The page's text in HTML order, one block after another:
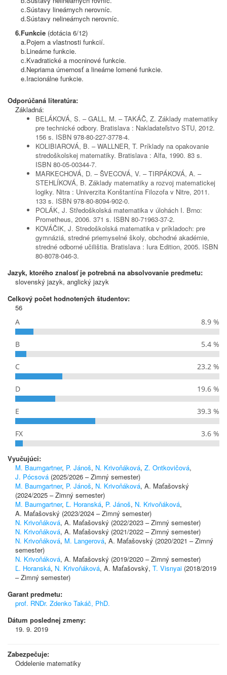
c.Sústavy lineárnych nerovníc.
d.Sústavy nelineárnych nerovníc.
6.Funkcie (dotácia 6/12)
a.Pojem a vlastnosti funkcií.
b.Lineárne funkcie.
c.Kvadratické a mocninové funkcie.
d.Nepriama úmernosť a lineárne lomené funkcie.
e.Iracionálne funkcie.
Odporúčaná literatúra:
Základná:
BELÁKOVÁ, S. – GALL, M. – TAKÁČ, Z. Základy matematiky
pre technické odbory. Bratislava : Nakladateľstvo STU, 2012.
156 s. ISBN 978-80-227-3778-4.
KOLIBIAROVÁ, B. – WALLNER, T. Príklady na opakovanie
stredoškolskej matematiky. Bratislava : Alfa, 1990. 83 s.
ISBN 80-05-00344-7.
MARKECHOVÁ, D. – ŠVECOVÁ, V. – TIRPÁKOVÁ, A. –
STEHLÍKOVÁ, B. Základy matematiky a rozvoj matematickej
logiky. Nitra : Univerzita Konštantína Filozofa v Nitre, 2011.
133 s. ISBN 978-80-8094-902-0.
POLÁK, J. Středoškolská matematika v úlohách I. Brno:
Prometheus, 2006. 371 s. ISBN 80-71963-37-2.
KOVÁČIK, J. Stredoškolská matematika v príkladoch: pre
gymnáziá, stredné priemyselné školy, obchodné akadémie,
stredné odborné učilištia. Bratislava : Iura Edition, 2005. ISBN
80-8078-046-3.
Jazyk, ktorého znalosť je potrebná na absolvovanie predmetu:
slovenský jazyk, anglický jazyk
Celkový počet hodnotených študentov:
56
A
8.9 %
B 5.4 %
C 23.2 %
D 19.6 %
E 39.3 %
FX 3.6 %
Vyučujúci:
M. Baumgartner, P. Jánoš, N. Krivoňáková, Z. Ontkovičová,
J. Pócsová (2025/2026 – Zimný semester)
M. Baumgartner, P. Jánoš, N. Krivoňáková, A. Maťašovský
(2024/2025 – Zimný semester)
M. Baumgartner, Ľ. Horanská, P. Jánoš, N. Krivoňáková,
A. Maťašovský (2023/2024 – Zimný semester)
N. Krivoňáková, A. Maťašovský (2022/2023 – Zimný semester)
N. Krivoňáková, A. Maťašovský (2021/2022 – Zimný semester)
N. Krivoňáková, M. Langerová, A. Maťašovský (2020/2021 – Zimný
semester)
N. Krivoňáková, A. Maťašovský (2019/2020 – Zimný semester)
Ľ. Horanská, N. Krivoňáková, A. Maťašovský, T. Visnyai (2018/2019
– Zimný semester)
Garant predmetu:
prof. RNDr. Zdenko Takáč, PhD.
Dátum poslednej zmeny:
19. 9. 2019
Zabezpečuje:
Oddelenie matematiky